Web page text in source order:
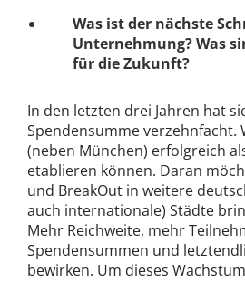
Was ist der nächste
Unternehmung? Was
für die Zukunft?
In den letzten drei Jahren hat
Spendensumme verzehnfacht.
(neben München) erfolgreich
etablieren können. Daran
und BreakOut in weitere
auch internationale) Städte
Mehr Reichweite, mehr
Spendensummen und
bewirken. Um dieses